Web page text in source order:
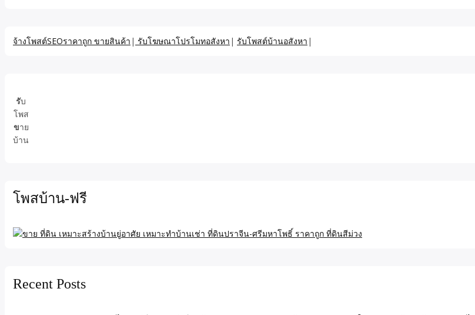
จ้างโพสต์SEOราคาถูก ขายสินค้า | รับโฆษณาโปรโมทอสังหา | รับโพสต์บ้านอสังหา |
รับ
โพส
ขาย
บ้าน
โพสบ้าน-ฟรี
Recent Posts